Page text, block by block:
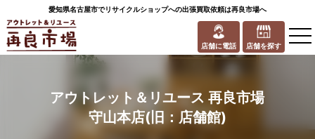
愛知県名古屋市でリサイクルショップへの出張買取依頼は再良市場へ
店舗に電話 店舗を探す
アウトレット＆リユース 再良市場
守山本店(旧：店舗館)